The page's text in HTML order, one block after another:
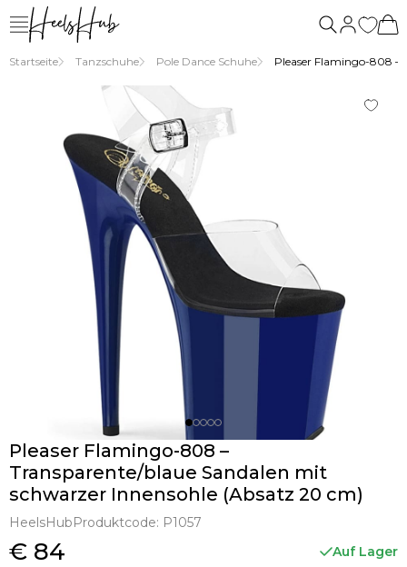
Startseite Tanzschuhe Pole Dance Schuhe Pleaser Flamingo-808 –
Pleaser Flamingo-808 –
Transparente/blaue Sandalen mit
schwarzer Innensohle (Absatz 20 cm)
HeelsHubProduktcode: P1057
€ 84 Auf Lager